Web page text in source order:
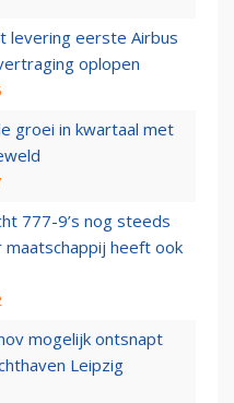
levering eerste Airbus
oplopen
groei in kwartaal met
777-9’s nog steeds
maatschappij heeft ook
mogelijk ontsnapt
Leipzig